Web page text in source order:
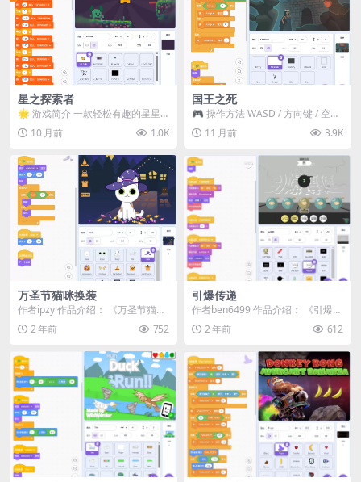
星之探索者
🌟 游戏简介 一款轻松有趣的星星
收集与跳跃闯关游戏。在限时挑战
中穿越平台、收集星...
10 月前 1.0K
国王之死
🎮 操作方法 WASD / 方向键 / 空
格 → 移动 按住 ⇧ → 可变高度跳...
11 月前 3.9K
万圣节猫咪换装
作者ipzy 作品介绍： 《万圣节猫咪
换装 (Halloween Cat Dre...
2 年前 752
引爆传递
作者ben6499 作品介绍： 《引爆传
递》是一款自制AI陪玩游戏，灵感
源自经典...
2 年前 612